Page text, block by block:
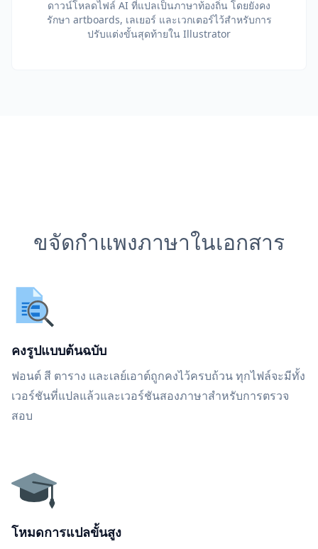
ดาวน์โหลดไฟล์ AI ที่แปลเป็นภาษาท้องถิ่น โดยยังคง
รักษา artboards, เลเยอร์ และเวกเตอร์ไว้สำหรับการ
ปรับแต่งขั้นสุดท้ายใน Illustrator
ขจัดกำแพงภาษาในเอกสาร
คงรูปแบบต้นฉบับ
ฟอนต์ สี ตาราง และเลย์เอาต์ถูกคงไว้ครบถ้วน ทุกไฟล์จะมีทั้ง
เวอร์ชันที่แปลแล้วและเวอร์ชันสองภาษาสำหรับการตรวจ
สอบ
โหมดการแปลขั้นสูง